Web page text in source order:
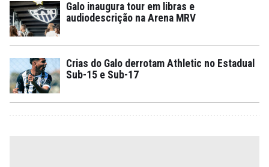
Galo inaugura tour em libras e
audiodescrição na Arena MRV
Crias do Galo derrotam Athletic no Estadual
Sub-15 e Sub-17